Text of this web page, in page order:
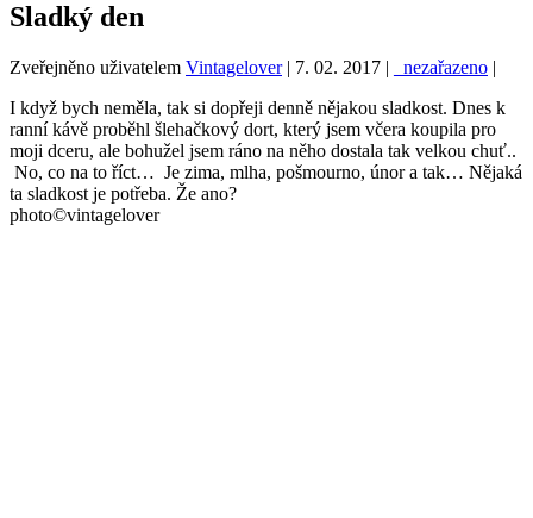
Sladký den
Zveřejněno uživatelem Vintagelover| 7. 02. 2017 | _nezařazeno |
I když bych neměla, tak si dopřeji denně nějakou sladkost. Dnes k
ranní kávě proběhl šlehačkový dort, který jsem včera koupila pro
moji dceru, ale bohužel jsem ráno na něho dostala tak velkou chuť..
No, co na to říct… Je zima, mlha, pošmourno, únor a tak… Nějaká
ta sladkost je potřeba. Že ano?
photo©vintagelover